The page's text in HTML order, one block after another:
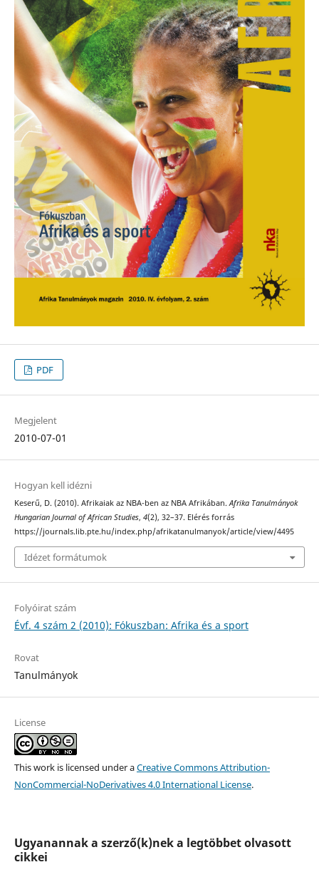
PDF
Megjelent
2010-07-01
Hogyan kell idézni
Keserű, D. (2010). Afrikaiak az NBA-ben az NBA Afrikában.Afrika Tanulmányok
Hungarian Journal of African Studies, 4(2), 32–37. Elérés forrás
https://journals.lib.pte.hu/index.php/afrikatanulmanyok/article/view/4495
Idézet formátumok
Folyóirat szám
Évf. 4 szám 2 (2010): Fókuszban: Afrika és a sport
Rovat
Tanulmányok
License
This work is licensed under aCreative Commons Attribution-
NonCommercial-NoDerivatives 4.0 International License.
Ugyanannak a szerző(k)nek a legtöbbet olvasott
cikkei